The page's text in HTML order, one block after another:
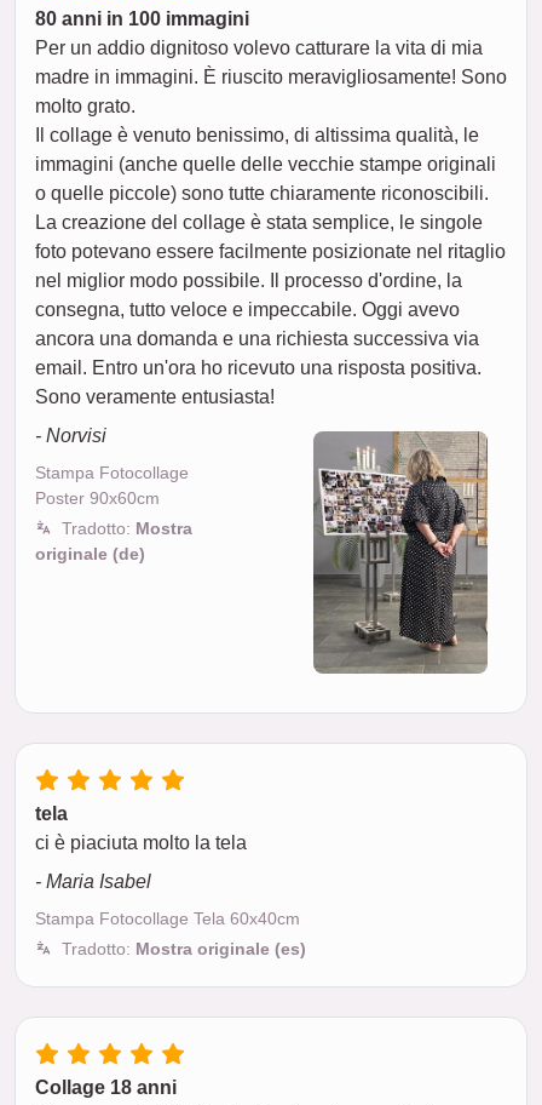
80 anni in 100 immagini
Per un addio dignitoso volevo catturare la vita di mia
madre in immagini. È riuscito meravigliosamente! Sono
molto grato.
Il collage è venuto benissimo, di altissima qualità, le
immagini (anche quelle delle vecchie stampe originali
o quelle piccole) sono tutte chiaramente riconoscibili.
La creazione del collage è stata semplice, le singole
foto potevano essere facilmente posizionate nel ritaglio
nel miglior modo possibile. Il processo d'ordine, la
consegna, tutto veloce e impeccabile. Oggi avevo
ancora una domanda e una richiesta successiva via
email. Entro un'ora ho ricevuto una risposta positiva.
Sono veramente entusiasta!
- Norvisi
Stampa Fotocollage
Poster 90x60cm
Tradotto: Mostra
originale (de)
tela
ci è piaciuta molto la tela
- Maria Isabel
Stampa Fotocollage Tela 60x40cm
Tradotto: Mostra originale (es)
Collage 18 anni